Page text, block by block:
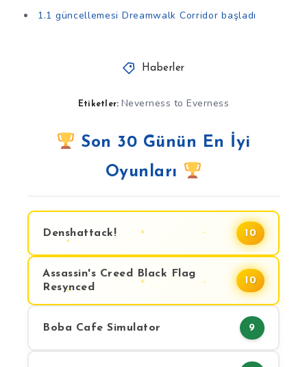
1.1 güncellemesi Dreamwalk Corridor başladı
Haberler
Etiketler: Neverness to Everness
Son 30 Günün En İyi
Oyunları
Denshattack! 10
Assassin's Creed Black Flag
Resynced
10
Boba Cafe Simulator 9